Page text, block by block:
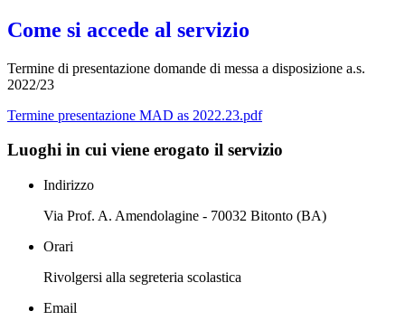
Come si accede al servizio
Termine di presentazione domande di messa a disposizione a.s.
2022/23
Termine presentazione MAD as 2022.23.pdf
Luoghi in cui viene erogato il servizio
Indirizzo
Via Prof. A. Amendolagine - 70032 Bitonto (BA)
Orari
Rivolgersi alla segreteria scolastica
Email